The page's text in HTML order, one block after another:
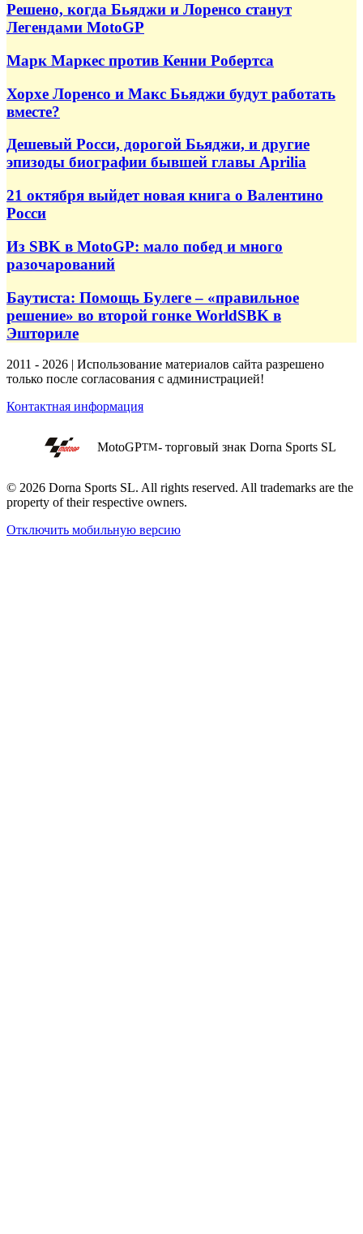
Решено, когда Бьяджи и Лоренсо станут
Легендами MotoGP
Марк Маркес против Кенни Робертса
Хорхе Лоренсо и Макс Бьяджи будут работать
вместе?
Дешевый Росси, дорогой Бьяджи, и другие
эпизоды биографии бывшей главы Aprilia
21 октября выйдет новая книга о Валентино
Росси
Из SBK в MotoGP: мало побед и много
разочарований
Баутиста: Помощь Булеге – «правильное
решение» во второй гонке WorldSBK в
Эшториле
2011 - 2026 | Использование материалов сайта разрешено
только после согласования с администрацией!
Контактная информация
MotoGPTM- торговый знак Dorna Sports SL
© 2026 Dorna Sports SL. All rights reserved. All trademarks are the
property of their respective owners.
Отключить мобильную версию